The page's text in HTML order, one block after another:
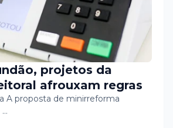
projetos da
afrouxam regras
A proposta de minirreforma
…